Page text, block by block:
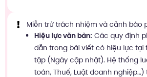
Miễn trừ trách nhiệm và cảnh báo
Hiệu lực văn bản: Các quy định
dẫn trong bài viết có hiệu lực tại
tập (Ngày cập nhật). Hệ thống
toán, Thuế, Luật doanh